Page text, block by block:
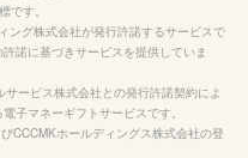
です。
ング株式会社が発行許諾するサービスで
諾に基づきサービスを提供していま
ービス株式会社との発行許諾契約によ
子マネーギフトサービスです。
CCCMKホールディングス株式会社の登